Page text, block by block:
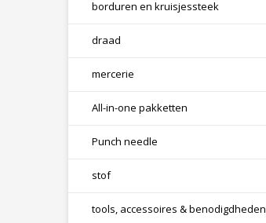
borduren en kruisjessteek
draad
mercerie
All-in-one pakketten
Punch needle
stof
tools, accessoires & benodigdheden